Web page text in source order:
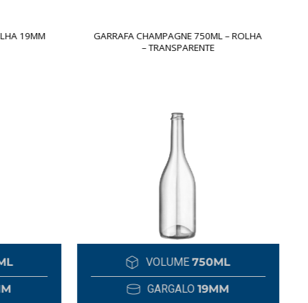
19MM
GARRAFA CHAMPAGNE 750ML – ROLHA
– TRANSPARENTE
VOLUME750ML
GARGALO19MM